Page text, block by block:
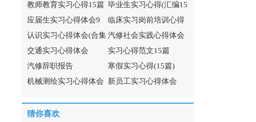
篇)
15篇
教师教育实习心得15篇 毕业生实习心得(汇编15
篇)
应届生实习心得体会9
篇
临床实习岗前培训心得
体会
认识实习心得体会(合集
15篇)
汽修社会实践心得体会
(5篇)
交通实习心得体会
实习心得范文15篇
汽修辞职报告
寒假实习心得(15篇)
机械测绘实习心得体会
新员工实习心得体会
猜你喜欢